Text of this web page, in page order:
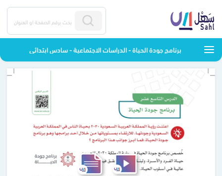
برنامج جودة الحياة - الدراسات الاجتماعية - سادس ابتدائي